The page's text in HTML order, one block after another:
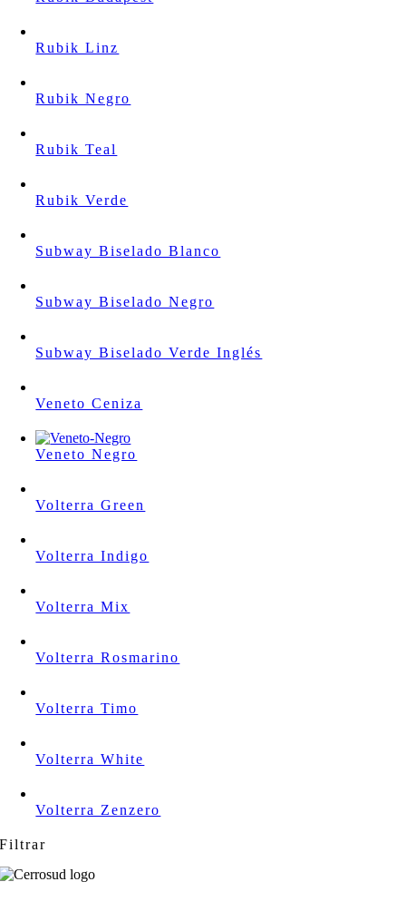
Rubik Linz
Rubik Negro
Rubik Teal
Rubik Verde
Subway Biselado Blanco
Subway Biselado Negro
Subway Biselado Verde Inglés
Veneto Ceniza
Veneto Negro
Volterra Green
Volterra Indigo
Volterra Mix
Volterra Rosmarino
Volterra Timo
Volterra White
Volterra Zenzero
Filtrar